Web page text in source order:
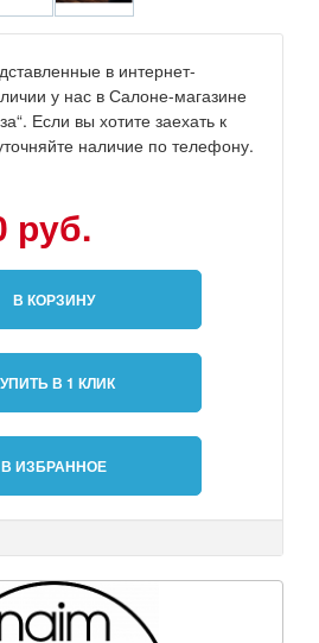
в интернет-
у нас в Салоне-магазине
Если вы хотите заехать к
наличие по телефону.
руб.
В КОРЗИНУ
В 1 КЛИК
В ИЗБРАННОЕ